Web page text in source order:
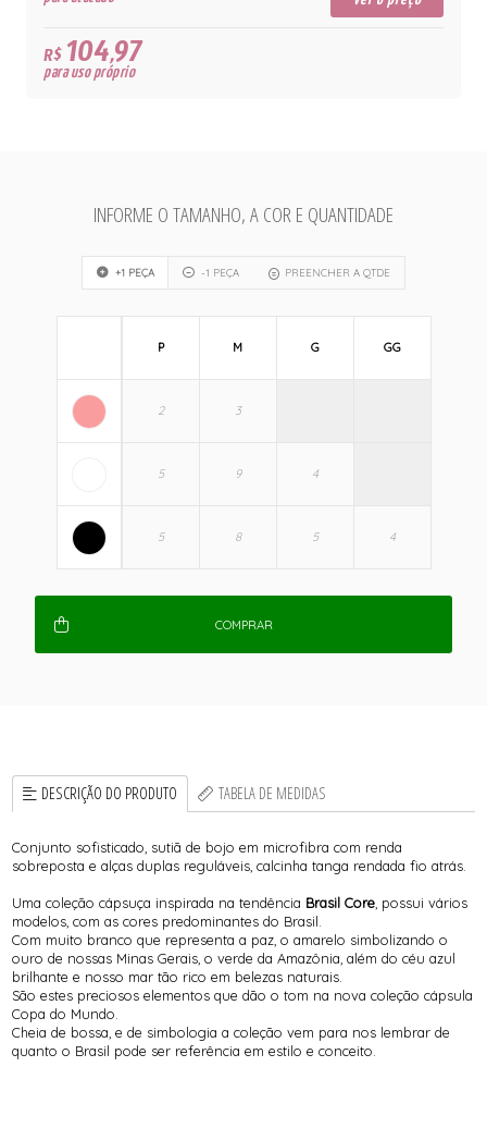
R$104,97
para uso próprio
INFORME O TAMANHO, A COR E QUANTIDADE
+1 PEÇA -1 PEÇA PREENCHER A QTDE
P M G GG
COMPRAR
DESCRIÇÃO DO PRODUTO TABELA DE MEDIDAS
Conjunto sofisticado, sutiã de bojo em microfibra com renda
sobreposta e alças duplas reguláveis, calcinha tanga rendada fio atrás.
Uma coleção cápsuça inspirada na tendência Brasil Core , possui vários
modelos, com as cores predominantes do Brasil.
Com muito branco que representa a paz, o amarelo simbolizando o
ouro de nossas Minas Gerais, o verde da Amazônia, além do céu azul
brilhante e nosso mar tão rico em belezas naturais.
São estes preciosos elementos que dão o tom na nova coleção cápsula
Copa do Mundo.
Cheia de bossa, e de simbologia a coleção vem para nos lembrar de
quanto o Brasil pode ser referência em estilo e conceito.